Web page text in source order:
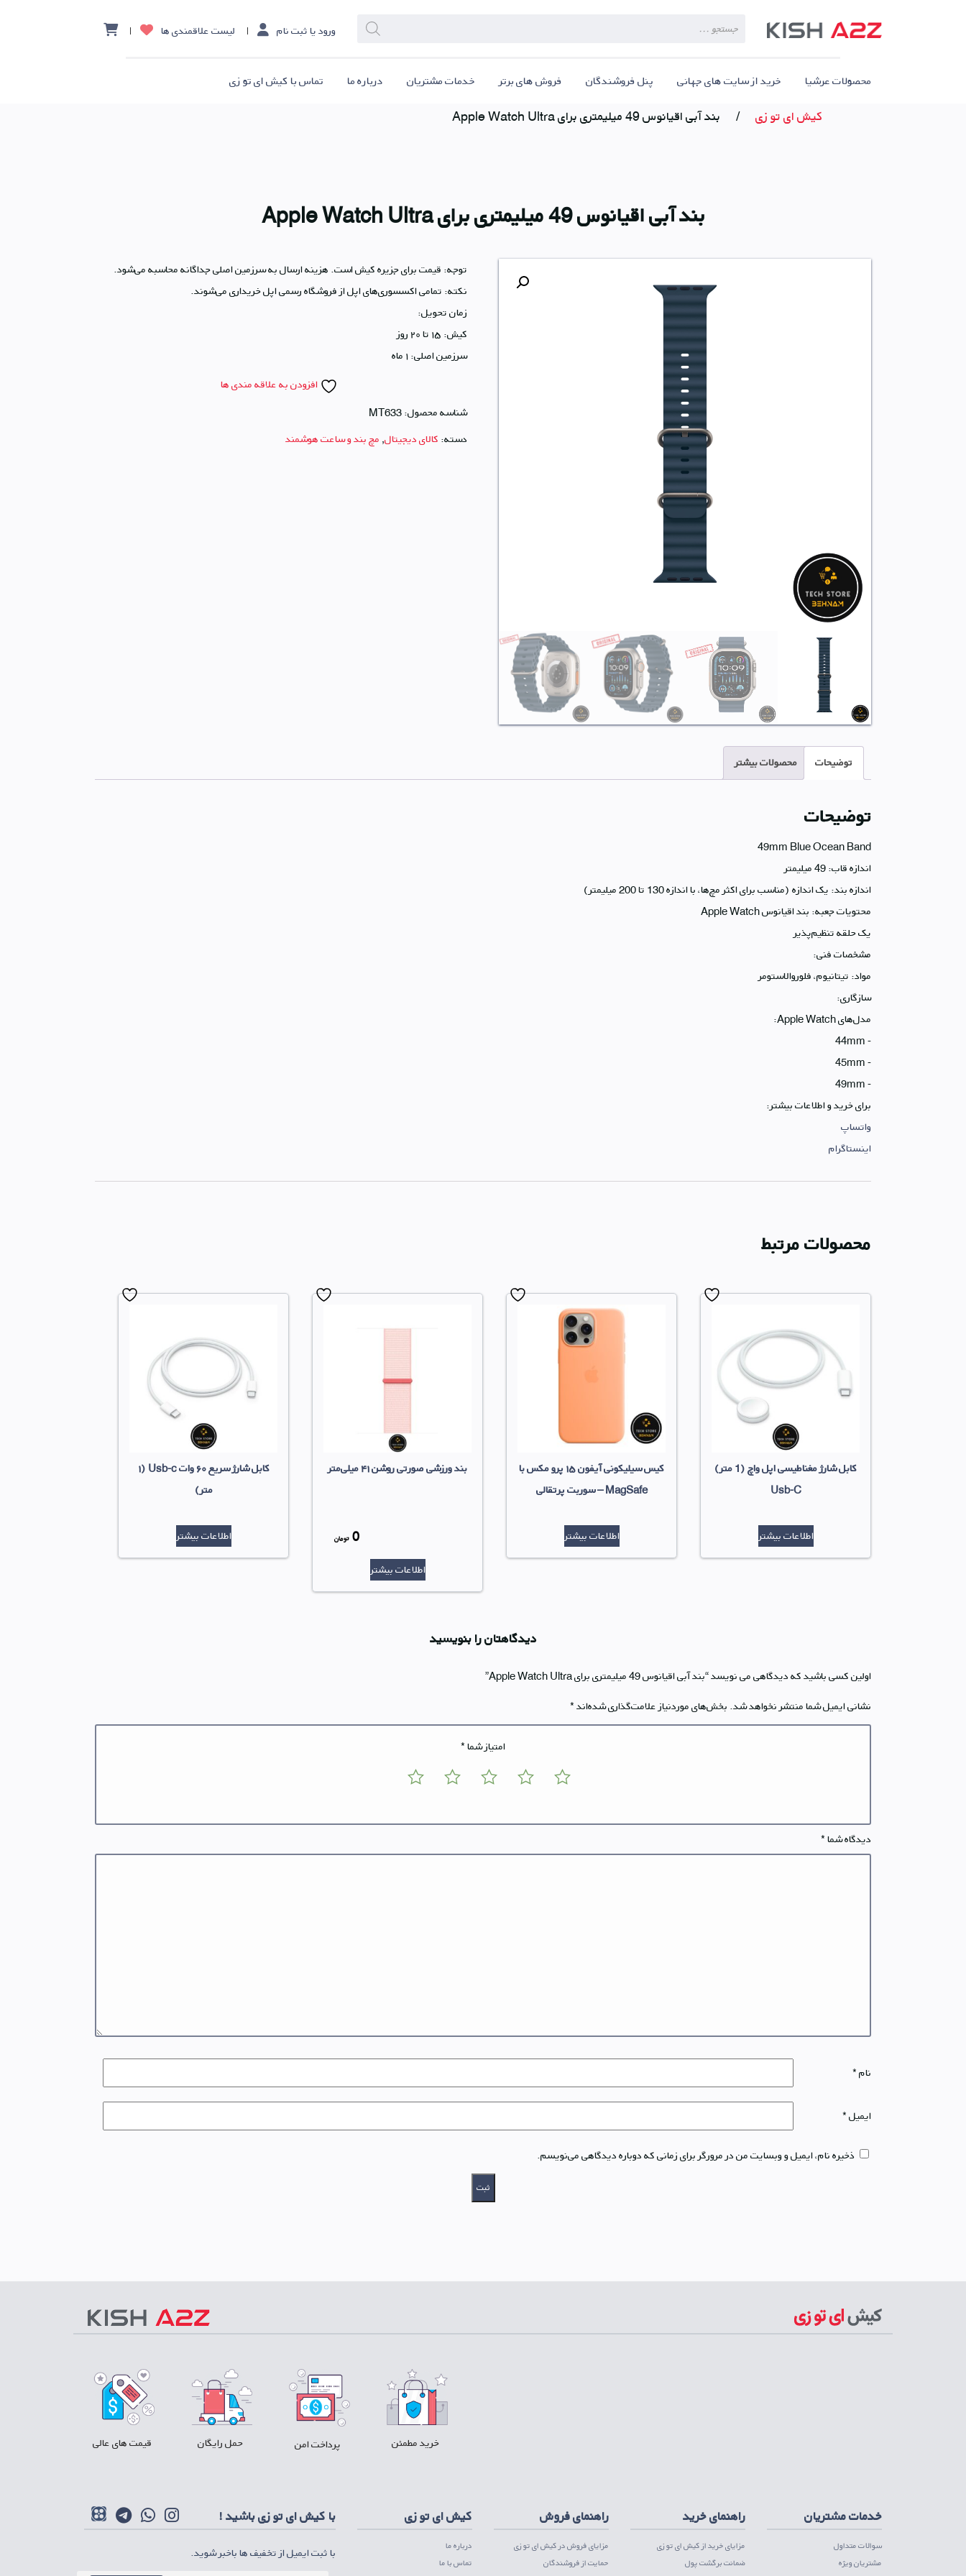
search ورود یا ثبت نام لیست علاقمندی ها
محصولات عرشیا خرید از سایت های جهانی پنل فروشندگان فروش های برتر خدمات مشتریان درباره ما تماس با کیش ای تو زی
کیش ای تو زی / بند آبی اقیانوس 49 میلیمتری برای Apple Watch Ultra
بند آبی اقیانوس 49 میلیمتری برای Apple Watch Ultra
توجه: قیمت‌ برای جزیره کیش است. هزینه ارسال به سرزمین اصلی جداگانه محاسبه می‌شود.
نکته: تمامی اکسسوری‌های اپل از فروشگاه رسمی اپل خریداری می‌شوند.
زمان تحویل:
کیش: ۱۵ تا ۲۰ روز
سرزمین اصلی: ۱ ماه
افزودن به علاقه مندی ها
شناسه محصول:MT633
دسته: کالای دیجیتال, مچ بند و ساعت هوشمند
توضیحات محصولات بیشتر
توضیحات
اندازه قاب: 49 میلیمتر
اندازه بند: یک اندازه (مناسب برای اکثر مچ‌ها، با اندازه 130 تا 200 میلیمتر)
محتویات جعبه: بند اقیانوس Apple Watch
یک حلقه تنظیم‌پذیر
مشخصات فنی:
مواد: تیتانیوم، فلوروالاستومر
سازگاری:
مدل‌های Apple Watch:
‏- 44mm
‏- 45mm
‏- 49mm
واتساپ
اینستاگرام
محصولات مرتبط
کابل شارژ مغناطیسی اپل واچ (1 متر)
Usb-C
اطلاعات بیشتر
کیس سیلیکونی آیفون ۱۵ پرو مکس با
MagSafe – سوربت پرتقالی
اطلاعات بیشتر
بند ورزشی صورتی روشن ۴۱ میلی‌متر
قیمت
0 تومان
0 تومان
اطلاعات بیشتر
کابل شارژ سریع ۶۰ وات Usb-c (۱
متر)
اطلاعات بیشتر
دیدگاهتان را بنویسید
اولین کسی باشید که دیدگاهی می نویسد “بند آبی اقیانوس 49 میلیمتری برای Apple Watch Ultra”
نشانی ایمیل شما منتشر نخواهد شد. بخش‌های موردنیاز علامت‌گذاری شده‌اند*
امتیاز شما*
دیدگاه شما*
نام*
ایمیل*
ذخیره نام، ایمیل و وبسایت من در مرورگر برای زمانی که دوباره دیدگاهی می‌نویسم.
خرید مطمئن پرداخت امن حمل رایگان قیمت های عالی
خدمات مشتریان
سوالات متداول
مشتریان ویژه
راهنمای خرید
مزایای خرید از کیش ای تو زی
ضمانت برگشت پول
راهنمای فروش
مزایای فروش در کیش ای تو زی
حمایت از فروشندگان
کیش ای تو زی
درباره ما
تماس با ما
با کیش ای تو زی باشید !
با ثبت ایمیل از تخفیف ها باخبر شوید.